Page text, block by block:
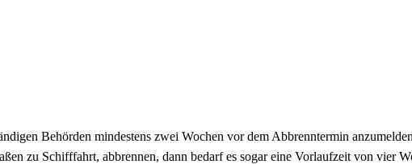
Behörden mindestens zwei Wochen vor dem Abbrenntermin
zu Schifffahrt, abbrennen, dann bedarf es sogar eine Vorlaufzeit von vier